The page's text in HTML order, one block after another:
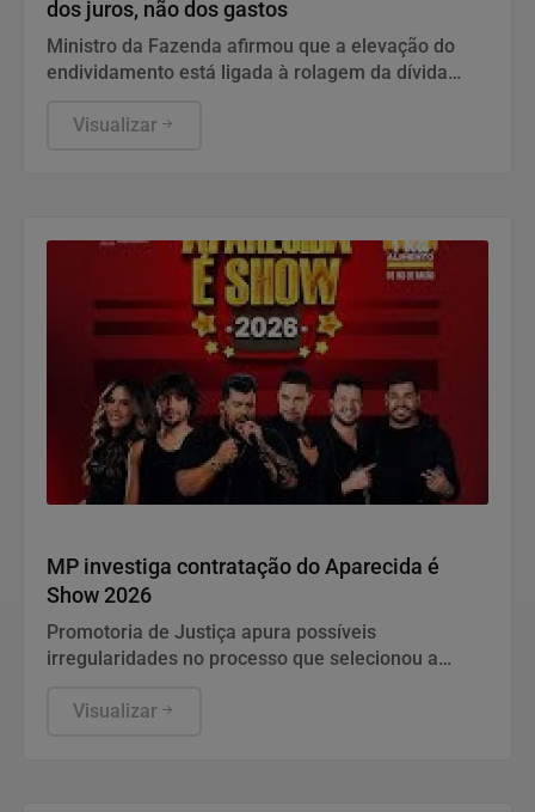
dos juros, não dos gastos
Ministro da Fazenda afirmou que a elevação do
endividamento está ligada à rolagem da dívida
Visualizar
MP investiga contratação do Aparecida é
Show 2026
Promotoria de Justiça apura possíveis
irregularidades no processo que selecionou a
investimento superior a R$ 2 milhões.
Visualizar